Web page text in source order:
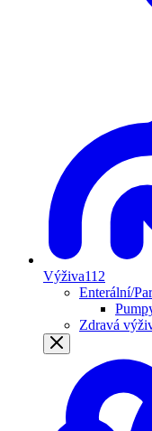
Výživa112
Enterální/
Zdravá